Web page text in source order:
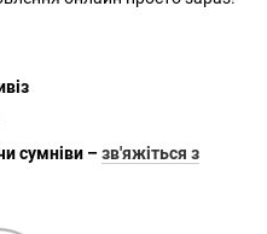
сумніви –зв'яжіться з